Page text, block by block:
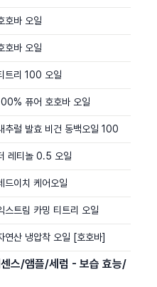
호바 오일
호바 오일
트리 100 오일
퓨어 호호바 오일
추럴 발효 비건 동백오일 100
레티놀 0.5 오일
드이치 케어오일
스트림 카밍 티트리 오일
연산 냉압착 오일 [호호바]
스/앰플/세럼 - 보습 효능/